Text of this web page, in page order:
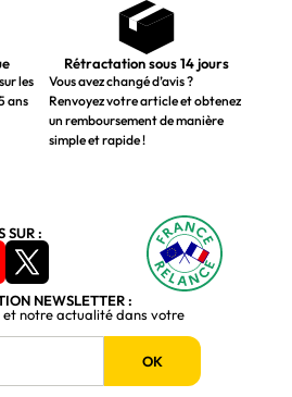
les
ans
Rétractation sous 14 jours
Vous avez changé d’avis ?
Renvoyez votre article et obtenez
un remboursement de manière
simple et rapide !
SUR :
NEWSLETTER :
et notre actualité dans votre
OK